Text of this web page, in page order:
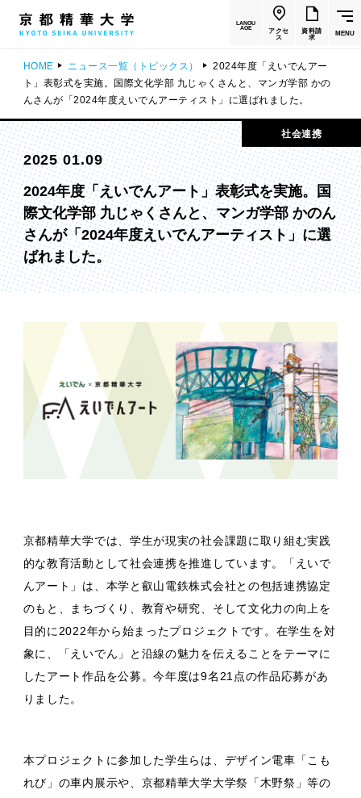
LANGU
AGE
アクセ
ス
資料請
求
MENU
HOME ニュース一覧（トピックス）
2024年度「えいでんアー
ト」表彰式を実施。国際文化学部 九じゃくさんと、マンガ学部 かの
んさんが「2024年度えいでんアーティスト」に選ばれました。
社会連携
2025 01.09
2024年度「えいでんアート」表彰式を実施。国
際文化学部 九じゃくさんと、マンガ学部 かのん
さんが「2024年度えいでんアーティスト」に選
ばれました。
京都精華大学では、学生が現実の社会課題に取り組む実践
的な教育活動として社会連携を推進しています。「えいで
んアート」は、本学と叡山電鉄株式会社との包括連携協定
のもと、まちづくり、教育や研究、そして文化力の向上を
目的に2022年から始まったプロジェクトです。在学生を対
象に、「えいでん」と沿線の魅力を伝えることをテーマに
したアート作品を公募。今年度は9名21点の作品応募があ
りました。
本プロジェクトに参加した学生らは、デザイン電車「こも
れび」の車内展示や、京都精華大学大学祭「木野祭」等の